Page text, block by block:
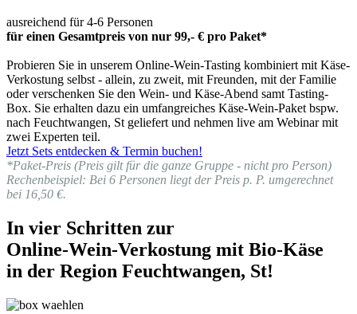
ausreichend für 4-6 Personen
für einen Gesamtpreis von nur 99,- € pro Paket*
Probieren Sie in unserem Online-Wein-Tasting kombiniert mit Käse-
Verkostung selbst - allein, zu zweit, mit Freunden, mit der Familie
oder verschenken Sie den Wein- und Käse-Abend samt Tasting-
Box. Sie erhalten dazu ein umfangreiches Käse-Wein-Paket bspw.
nach Feuchtwangen, St geliefert und nehmen live am Webinar mit
zwei Experten teil.
Jetzt Sets entdecken & Termin buchen!
*Paket-Preis (Preis gilt für die ganze Gruppe - nicht pro Person)
Rechenbeispiel: Bei 6 Personen liegt der Preis p. P. umgerechnet
bei 16,50 €.
In vier Schritten zur
Online-Wein-Verkostung mit Bio-Käse
in der Region Feuchtwangen, St!